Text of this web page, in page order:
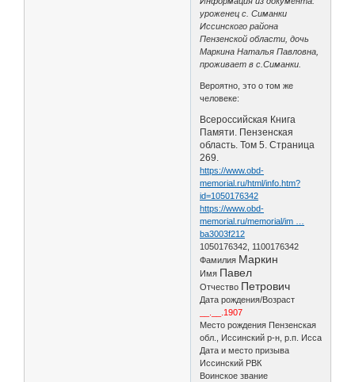
уроженец с. Симанки
Иссинского района
Пензенской области, дочь
Маркина Наталья Павловна,
проживает в с.Симанки.
Вероятно, это о том же
человеке:
Всероссийская Книга
Памяти. Пензенская
область. Том 5. Страница
269.
https://www.obd-
memorial.ru/html/info.htm?
id=1050176342
https://www.obd-
memorial.ru/memorial/im …
ba3003f212
1050176342, 1100176342
Фамилия Маркин
Имя Павел
Отчество Петрович
Дата рождения/Возраст
__.__.1907
Место рождения Пензенская
обл., Иссинский р-н, р.п. Исса
Дата и место призыва
Иссинский РВК
Воинское звание